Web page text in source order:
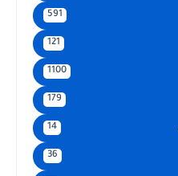
591
121
1100
179
14
36